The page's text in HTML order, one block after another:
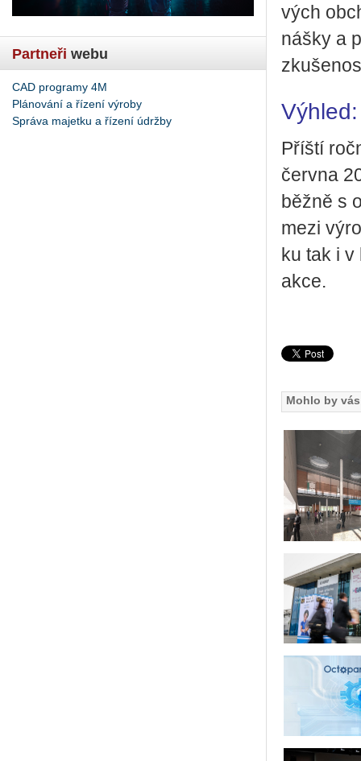
Partneři webu
CAD programy 4M
Plánování a řízení výroby
Správa majetku a řízení údržby
vých
náš­ky a
Příští
červ­na
běž­ně s
mezi
ku tak i
akce.
Mohlo by